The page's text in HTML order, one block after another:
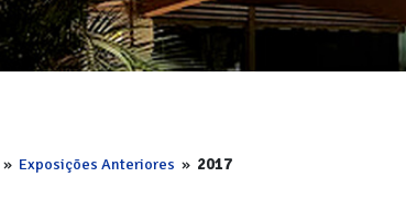
» Exposições Anteriores » 2017